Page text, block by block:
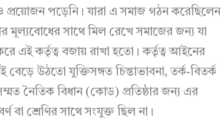
পড়েনি। যারা এ সমাজ গঠন করেছিলেন
মূল্যবোধের সাথে মিল রেখে সমাজের জন্য যা
এই কর্তৃত্ব বজায় রাখা হতো। কর্তৃত্ব আইনের
উঠতো যুক্তিসঙ্গত চিন্তাভাবনা, তর্ক-বিতর্ক
নৈতিক বিধান (কোড) প্রতিষ্ঠার জন্য এর
বা শ্রেণির সাথে সংযুক্ত ছিল না।